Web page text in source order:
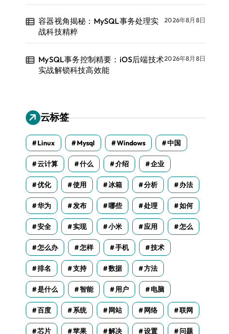
容器视角揭秘：MySQL事务处理实
战科技精粹
2026年8月8日
MySQL事务控制精要：iOS后端技术
实战解锁科技高效能
2026年8月8日
云标签
Linux Mysql Windows 中国
云计算 什么 介绍 企业
优化 使用 冰箱 分析 办法
华为 发布 哪些 处理 如何
安全 实现 小米 应用 怎么
怎么办 怎样 手机 技术
排名 支持 数据 方法
是什么 智能 用户 电脑
百度 系统 网站 网络 联网
芯片 苹果 解决 设置 问题